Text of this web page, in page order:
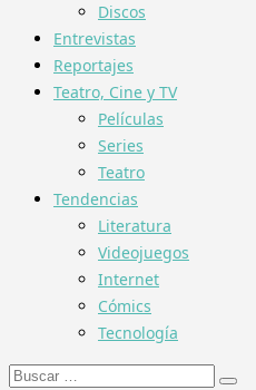
Discos
Entrevistas
Reportajes
Teatro, Cine y TV
Películas
Series
Teatro
Tendencias
Literatura
Videojuegos
Internet
Cómics
Tecnología
Buscar: